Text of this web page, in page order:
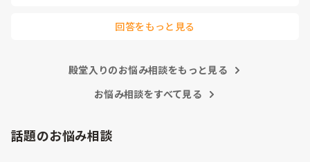
回答をもっと見る
殿堂入りのお悩み相談をもっと見る
お悩み相談をすべて見る
話題のお悩み相談